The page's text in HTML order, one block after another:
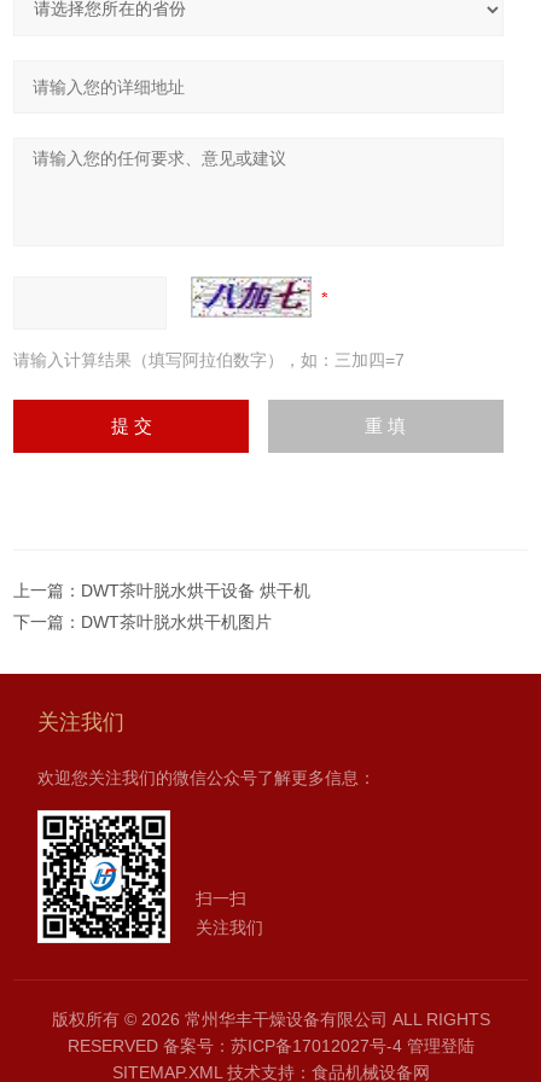
请输入计算结果（填写阿拉伯数字），如：三加四=7
上一篇： DWT茶叶脱水烘干设备 烘干机
下一篇： DWT茶叶脱水烘干机图片
关注我们
欢迎您关注我们的微信公众号了解更多信息：
扫一扫
关注我们
版权所有 © 2026 常州华丰干燥设备有限公司 ALL RIGHTS
RESERVED 备案号：苏ICP备17012027号-4 管理登陆
SITEMAP.XML技术支持： 食品机械设备网